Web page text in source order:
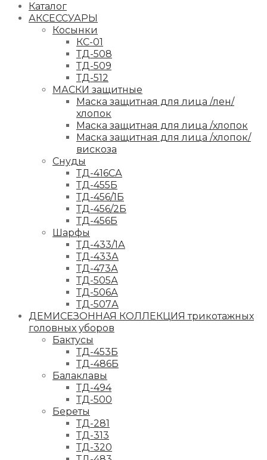
Каталог
АКСЕССУАРЫ
Косынки
КС-01
ТД-508
ТД-509
ТД-512
МАСКИ защитные
Маска защитная для лица /лен/
хлопок
Маска защитная для лица /хлопок
Маска защитная для лица /хлопок/
вискоза
Снуды
ТД-416СА
ТД-455Б
ТД-456/1Б
ТД-456/2Б
ТД-456Б
Шарфы
ТД-433/1А
ТД-433А
ТД-473А
ТД-505А
ТД-506А
ТД-507А
ДЕМИСЕЗОННАЯ КОЛЛЕКЦИЯ трикотажных
головных уборов
Бактусы
ТД-453Б
ТД-486Б
Балаклавы
ТД-494
ТД-500
Береты
ТД-281
ТД-313
ТД-320